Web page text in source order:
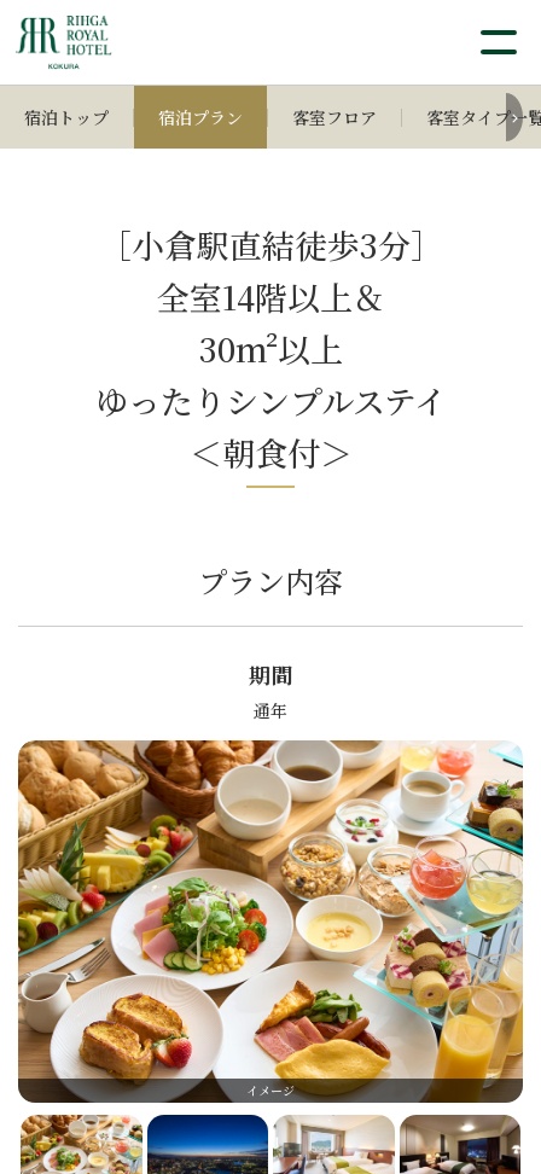
宿泊トップ 宿泊プラン 客室フロア 客室タイプ一
［小倉駅直結徒歩3分］
全室14階以上＆
30m²以上
ゆったりシンプルステイ
＜朝食付＞
プラン内容
期間
通年
イメージ